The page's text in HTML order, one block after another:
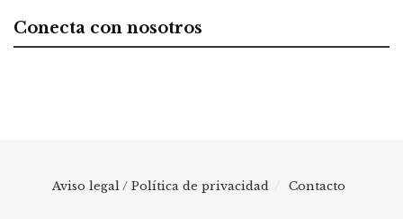
Conecta con nosotros
Aviso legal / Política de privacidad Contacto